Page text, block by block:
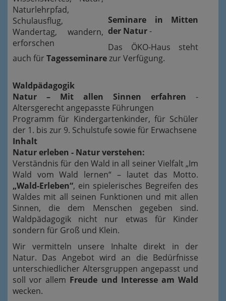
Seminare in Mitten
der Natur-
Das ÖKO-Haus steht
auch für Tagesseminarezur Verfügung.
Waldpädagogik
Natur – Mit allen Sinnen erfahren -
Altersgerecht angepasste Führungen
Programm für Kindergartenkinder, für Schüler
der 1. bis zur 9. Schulstufe sowie für Erwachsene
Inhalt
Natur erleben - Natur verstehen:
Verständnis für den Wald in all seiner Vielfalt „Im
Wald vom Wald lernen“ – lautet das Motto.
„Wald-Erleben“, ein spielerisches Begreifen des
Waldes mit all seinen Funktionen und mit allen
Sinnen, die dem Menschen gegeben sind.
Waldpädagogik nicht nur etwas für Kinder
sondern für Groß und Klein.
Wir vermitteln unsere Inhalte direkt in der
Natur. Das Angebot wird an die Bedürfnisse
unterschiedlicher Altersgruppen angepasst und
soll vor allem Freude und Interesse am Wald
wecken.